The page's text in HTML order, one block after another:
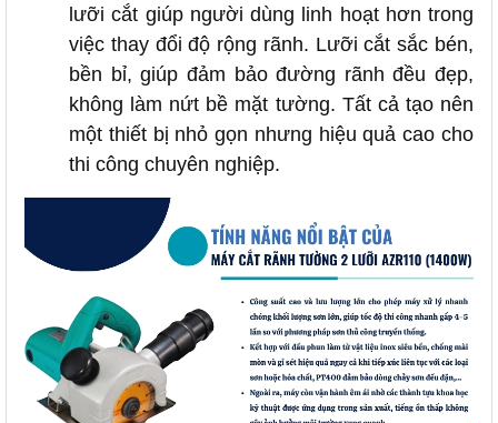
lưỡi cắt giúp người dùng linh hoạt hơn trong
việc thay đổi độ rộng rãnh. Lưỡi cắt sắc bén,
bền bỉ, giúp đảm bảo đường rãnh đều đẹp,
không làm nứt bề mặt tường. Tất cả tạo nên
một thiết bị nhỏ gọn nhưng hiệu quả cao cho
thi công chuyên nghiệp.